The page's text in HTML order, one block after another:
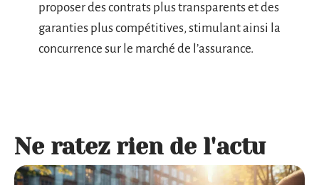
proposer des contrats plus transparents et des
garanties plus compétitives, stimulant ainsi la
concurrence sur le marché de l’assurance.
Ne ratez rien de l'actu